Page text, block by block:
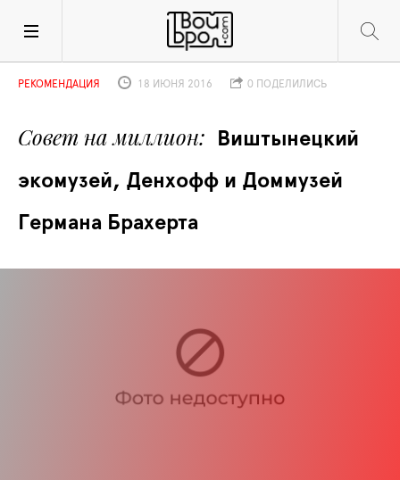
Совет на миллион
Виштынецкий
экомузей, Денхофф и Дом­музей
Германа Брахерта
РЕКОМЕНДАЦИЯ 18 ИЮНЯ 2016 0 ПОДЕЛИЛИСЬ